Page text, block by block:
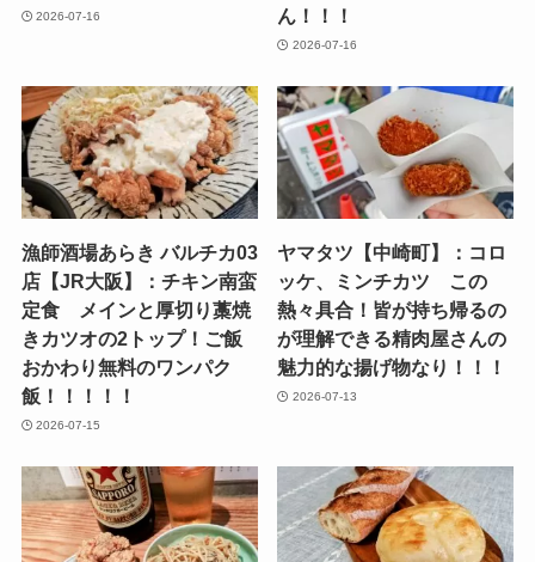
2026-07-16
ん！！！
2026-07-16
漁師酒場あらき バルチカ03
店【JR大阪】：チキン南蛮
定食 メインと厚切り藁焼
きカツオの2トップ！ご飯
おかわり無料のワンパク
飯！！！！！
2026-07-15
ヤマタツ【中崎町】：コロ
ッケ、ミンチカツ この
熱々具合！皆が持ち帰るの
が理解できる精肉屋さんの
魅力的な揚げ物なり！！！
2026-07-13